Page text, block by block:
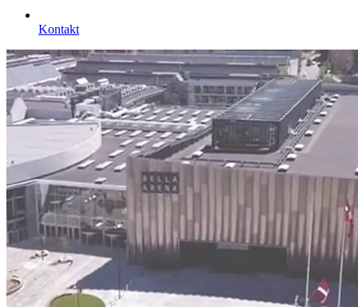
Kontakt